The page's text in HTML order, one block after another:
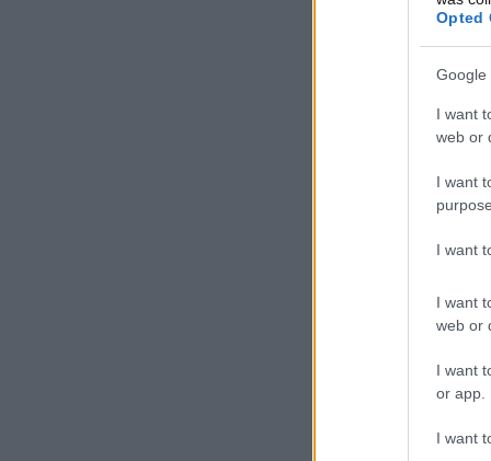
Opted
Google
I want
web or
I want
I want
I want
web or
I want
or app.
I want